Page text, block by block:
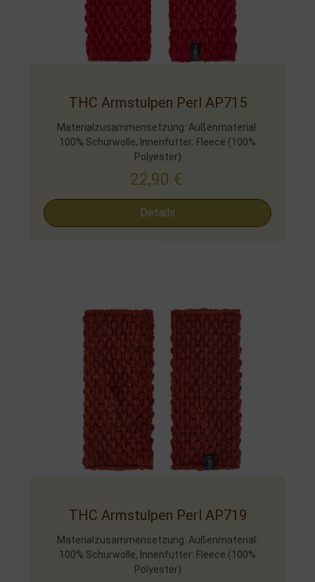
THC Armstulpen Perl AP715
Materialzusammensetzung: Außenmaterial:
100% Schurwolle, Innenfutter: Fleece (100%
Polyester)
22,90 €
Details
THC Armstulpen Perl AP719
Materialzusammensetzung: Außenmaterial:
100% Schurwolle, Innenfutter: Fleece (100%
Polyester)